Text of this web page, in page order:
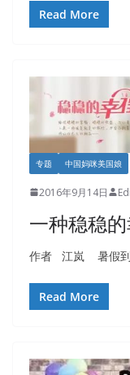
Read More
专题 中国妈咪美国娘
2016年9月14日
一种稳稳
作者 江岚 暑假到
Read More